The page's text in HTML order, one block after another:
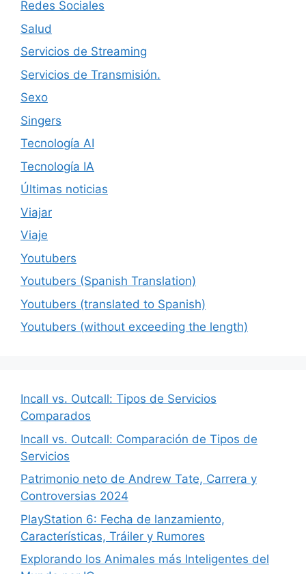
Redes Sociales
Salud
Servicios de Streaming
Servicios de Transmisión.
Sexo
Singers
Tecnología AI
Tecnología IA
Últimas noticias
Viajar
Viaje
Youtubers
Youtubers (Spanish Translation)
Youtubers (translated to Spanish)
Youtubers (without exceeding the length)
Incall vs. Outcall: Tipos de Servicios
Comparados
Incall vs. Outcall: Comparación de Tipos de
Servicios
Patrimonio neto de Andrew Tate, Carrera y
Controversias 2024
PlayStation 6: Fecha de lanzamiento,
Características, Tráiler y Rumores
Explorando los Animales más Inteligentes del